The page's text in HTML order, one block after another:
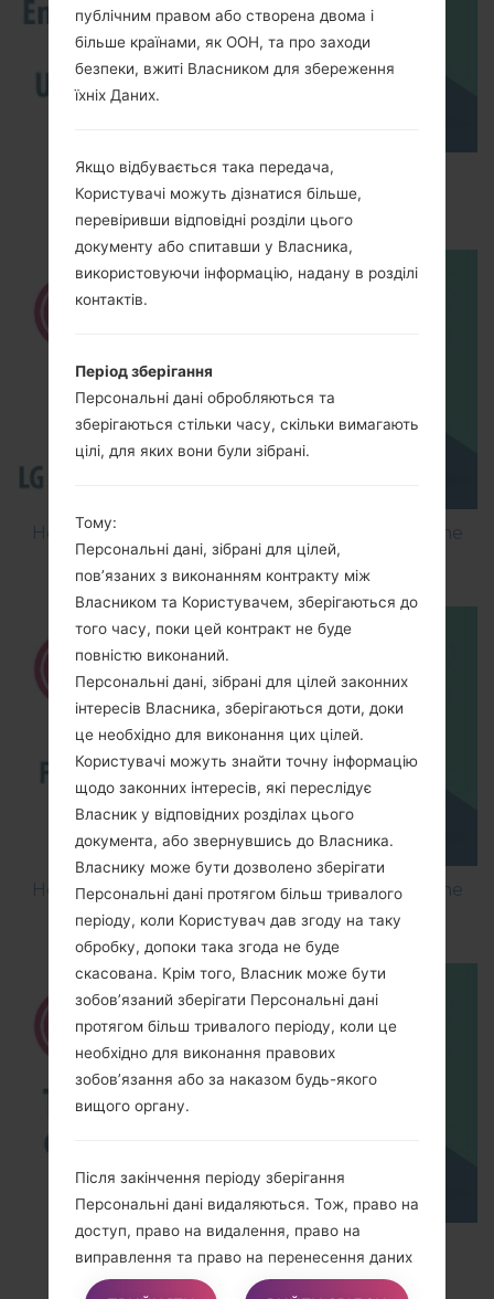
How to Enable Developer Options & USB
Debugging on LG ?
How to Flash Stock Firmware on LG Smartphone
using LG Flash Tool 2014?
How to Flash Stock Firmware on LG Smartphone
using LG UP?
публічним правом або створена двома і
більше країнами, як ООН, та про заходи
безпеки, вжиті Власником для збереження
їхніх Даних.
Якщо відбувається така передача,
Користувачі можуть дізнатися більше,
перевіривши відповідні розділи цього
документу або спитавши у Власника,
використовуючи інформацію, надану в розділі
контактів.
Період зберігання
Персональні дані обробляються та
зберігаються стільки часу, скільки вимагають
цілі, для яких вони були зібрані.
Тому:
Персональні дані, зібрані для цілей,
пов’язаних з виконанням контракту між
Власником та Користувачем, зберігаються до
того часу, поки цей контракт не буде
повністю виконаний.
Персональні дані, зібрані для цілей законних
інтересів Власника, зберігаються доти, доки
це необхідно для виконання цих цілей.
Користувачі можуть знайти точну інформацію
щодо законних інтересів, які переслідує
Власник у відповідних розділах цього
документа, або звернувшись до Власника.
Власнику може бути дозволено зберігати
Персональні дані протягом більш тривалого
періоду, коли Користувач дав згоду на таку
обробку, допоки така згода не буде
скасована. Крім того, Власник може бути
зобов’язаний зберігати Персональні дані
протягом більш тривалого періоду, коли це
необхідно для виконання правових
зобов’язання або за наказом будь-якого
вищого органу.
Після закінчення періоду зберігання
Персональні дані видаляються. Тож, право на
доступ, право на видалення, право на
виправлення та право на перенесення даних
не можуть виконуватися після закінчення